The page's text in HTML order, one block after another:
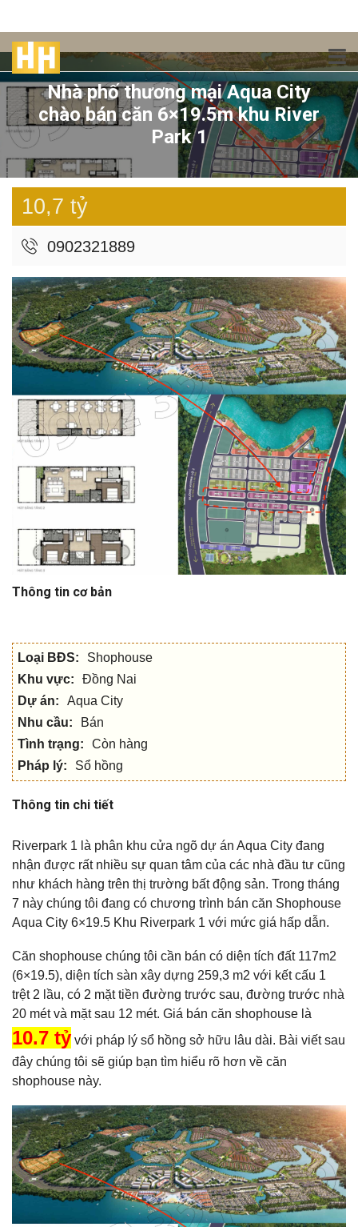
Nhà phố thương mại Aqua City
chào bán căn 6×19.5m khu River
Park 1
10,7 tỷ
0902321889
Thông tin cơ bản
Loại BĐS:
Shophouse
Khu vực:
Đồng Nai
Dự án:
Aqua City
Nhu cầu:
Bán
Tình trạng:
Còn hàng
Pháp lý:
Sổ hồng
Thông tin chi tiết
Riverpark 1 là phân khu cửa ngõ dự án Aqua City đang
nhận được rất nhiều sự quan tâm của các nhà đầu tư cũng
như khách hàng trên thị trường bất động sản. Trong tháng
7 này chúng tôi đang có chương trình bán căn Shophouse
Aqua City 6×19.5 Khu Riverpark 1 với mức giá hấp dẫn.
Căn shophouse chúng tôi cần bán có diện tích đất 117m2
(6×19.5), diện tích sàn xây dựng 259,3 m2 với kết cấu 1
trệt 2 lầu, có 2 mặt tiền đường trước sau, đường trước nhà
20 mét và mặt sau 12 mét. Giá bán căn shophouse là
10.7 tỷ với pháp lý sổ hồng sở hữu lâu dài. Bài viết sau
đây chúng tôi sẽ giúp bạn tìm hiểu rõ hơn về căn
shophouse này.